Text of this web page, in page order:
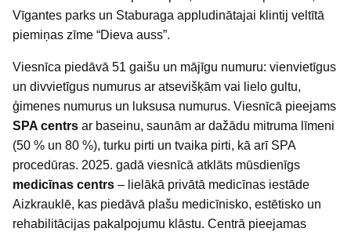
Vīgantes parks un Staburaga appludinātajai klintij veltītā
piemiņas zīme “Dieva auss”.
Viesnīca piedāvā 51 gaišu un mājīgu numuru: vienvietīgus
un divvietīgus numurus ar atsevišķām vai lielo gultu,
ģimenes numurus un luksusa numurus. Viesnīcā pieejams
SPA centrs ar baseinu, saunām ar dažādu mitruma līmeni
(50 % un 80 %), turku pirti un tvaika pirti, kā arī SPA
procedūras. 2025. gadā viesnīcā atklāts mūsdienīgs
medicīnas centrs – lielākā privātā medicīnas iestāde
Aizkrauklē, kas piedāvā plašu medicīnisko, estētisko un
rehabilitācijas pakalpojumu klāstu. Centrā pieejamas